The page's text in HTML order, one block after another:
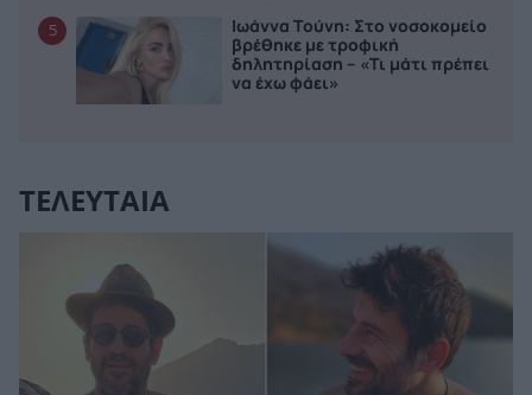
5
Ιωάννα Τούνη: Στο νοσοκομείο
βρέθηκε με τροφική
δηλητηρίαση – «Τι μάτι πρέπει
να έχω φάει»
ΤΕΛΕΥΤΑΙΑ